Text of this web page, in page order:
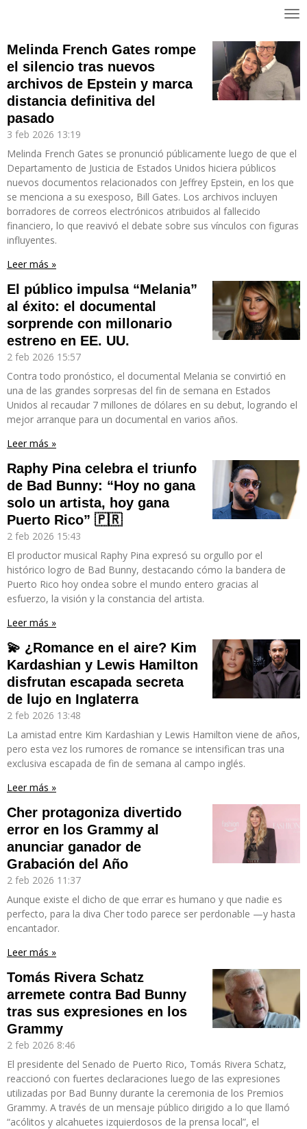
contenido
principal
Melinda French Gates rompe
el silencio tras nuevos
archivos de Epstein y marca
distancia definitiva del
pasado
3 feb 2026 13:19
Melinda French Gates se pronunció públicamente luego de que el
Departamento de Justicia de Estados Unidos hiciera públicos
nuevos documentos relacionados con Jeffrey Epstein, en los que
se menciona a su exesposo, Bill Gates. Los archivos incluyen
borradores de correos electrónicos atribuidos al fallecido
financiero, lo que reavivó el debate sobre sus vínculos con figuras
influyentes.
Leer más »
El público impulsa “Melania”
al éxito: el documental
sorprende con millonario
estreno en EE. UU.
2 feb 2026 15:57
Contra todo pronóstico, el documental Melania se convirtió en
una de las grandes sorpresas del fin de semana en Estados
Unidos al recaudar 7 millones de dólares en su debut, logrando el
mejor arranque para un documental en varios años.
Leer más »
Raphy Pina celebra el triunfo
de Bad Bunny: “Hoy no gana
solo un artista, hoy gana
Puerto Rico” 🇵🇷
2 feb 2026 15:43
El productor musical Raphy Pina expresó su orgullo por el
histórico logro de Bad Bunny, destacando cómo la bandera de
Puerto Rico hoy ondea sobre el mundo entero gracias al
esfuerzo, la visión y la constancia del artista.
Leer más »
💫 ¿Romance en el aire? Kim
Kardashian y Lewis Hamilton
disfrutan escapada secreta
de lujo en Inglaterra
2 feb 2026 13:48
La amistad entre Kim Kardashian y Lewis Hamilton viene de años,
pero esta vez los rumores de romance se intensifican tras una
exclusiva escapada de fin de semana al campo inglés.
Leer más »
Cher protagoniza divertido
error en los Grammy al
anunciar ganador de
Grabación del Año
2 feb 2026 11:37
Aunque existe el dicho de que errar es humano y que nadie es
perfecto, para la diva Cher todo parece ser perdonable —y hasta
encantador.
Leer más »
Tomás Rivera Schatz
arremete contra Bad Bunny
tras sus expresiones en los
Grammy
2 feb 2026 8:46
El presidente del Senado de Puerto Rico, Tomás Rivera Schatz,
reaccionó con fuertes declaraciones luego de las expresiones
utilizadas por Bad Bunny durante la ceremonia de los Premios
Grammy. A través de un mensaje público dirigido a lo que llamó
“acólitos y alcahuetes izquierdosos de la prensa local”, el